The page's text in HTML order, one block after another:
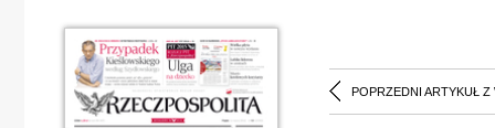
POPRZEDNI ARTYKUŁ Z